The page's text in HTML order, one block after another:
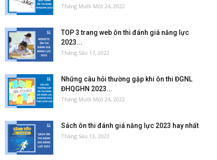
Tháng Mười Một 24, 2022
TOP 3 trang web ôn thi đánh giá năng lực
2023...
Tháng Sáu 17, 2022
Những câu hỏi thường gặp khi ôn thi ĐGNL
ĐHQGHN 2023...
Tháng Mười Một 24, 2022
Sách ôn thi đánh giá năng lực 2023 hay nhất
Tháng Sáu 13, 2023